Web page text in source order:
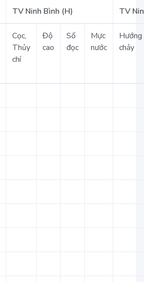
TV Ninh Bình (H) TV
Cọc,
Thủy
chí
Độ
cao
Số
đọc
Mực
nước
Hướng
chảy